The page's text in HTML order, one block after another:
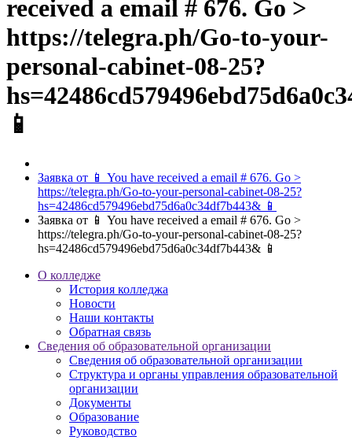
received a email # 676. Go >
https://telegra.ph/Go-to-your-
personal-cabinet-08-25?
📱
Заявка от 📱 You have received a email # 676. Go >
https://telegra.ph/Go-to-your-personal-cabinet-08-25?
hs=42486cd579496ebd75d6a0c34df7b443& 📱
Заявка от 📱 You have received a email # 676. Go >
https://telegra.ph/Go-to-your-personal-cabinet-08-25?
hs=42486cd579496ebd75d6a0c34df7b443& 📱
О колледже
История колледжа
Новости
Наши контакты
Обратная связь
Сведения об образовательной организации
Сведения об образовательной организации
Структура и органы управления образовательной
организации
Документы
Образование
Руководство